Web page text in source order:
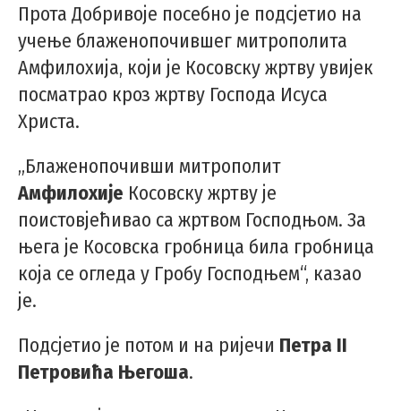
Прота Добривоје посебно је подсјетио на
учење блаженопочившег митрополита
Амфилохија, који је Косовску жртву увијек
посматрао кроз жртву Господа Исуса
Христа.
„Блаженопочивши митрополит
Амфилохије Косовску жртву је
поистовјећивао са жртвом Господњом. За
њега је Косовска гробница била гробница
која се огледа у Гробу Господњем“, казао
је.
Подсјетио је потом и на ријечи Петра II
Петровића Његоша.